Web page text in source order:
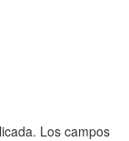
Los campos